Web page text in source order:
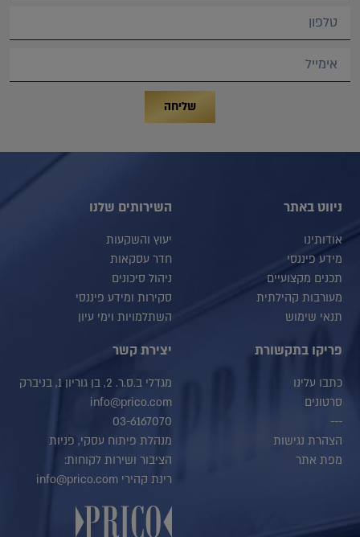
שליחה
ניווט באתר
אודותינו
מידע פיננסי
תכנים מקצועיים
מעורבות קהילתית
תנאי שימוש
השירותים שלנו
יעוץ והשקעות
חדר עסקאות
ניהול סיכונים
סקירות ומידע פיננסי
השתלמויות וימי עיון
פריקו בתקשורת
כתבו עלינו
סרטונים
---
הצהרת נגישות
מפת אתר
יצירת קשר
מגדלי ב.ס.ר. 2, בן גוריון 1, בניברק
info@prico.com
03-6167070
מנהלת פיתוח עסקי, פניות
הציבור ושירות לקוחות:
רינת קהירי info@prico.com